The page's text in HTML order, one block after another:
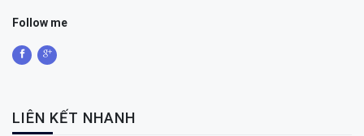
Follow me
LIÊN KẾT NHANH